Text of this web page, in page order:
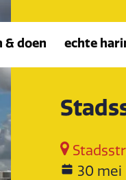
& doen echte
30 mei